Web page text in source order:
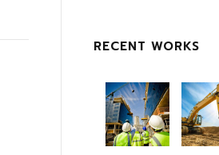
RECENT WORKS